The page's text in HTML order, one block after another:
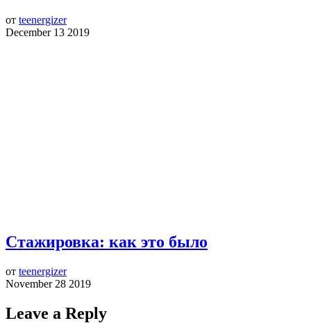
от teenergizer
December 13 2019
Стажировка: как это было
от teenergizer
November 28 2019
Leave a Reply